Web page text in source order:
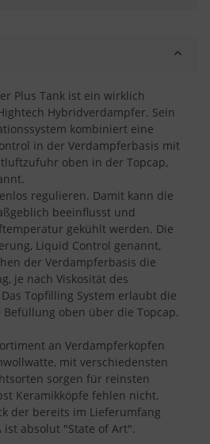
Plus Tank ist ein wirklich
Hybridverdampfer. Sein
kombiniert eine
in der Verdampferbasis mit
oben in der Topcap,
regulieren. Damit kann die
beeinflusst und
gekühlt werden. Die
Liquid Control genannt,
der Verdampferbasis die
je nach Viskosität des
Topfilling System erlaubt die
oben über die Topcap.
an Verdampferköpfen
mit verschiedensten
sorgen für reinsten
Keramikköpfe fehlen nicht.
der bereits im Lieferumfang
ist absolut "State of Art".